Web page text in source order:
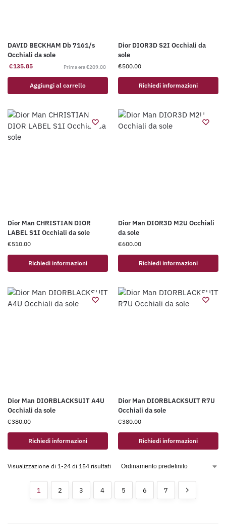
DAVID BECKHAM Db 7161/s
Occhiali da sole
€209.00
€135.85
Aggiungi al carrello
Dior DIOR3D S2I Occhiali da
sole
€500.00
Richiedi informazioni
Dior Man CHRISTIAN DIOR
LABEL S1I Occhiali da sole
€510.00
Richiedi informazioni
Dior Man DIOR3D M2U Occhiali
da sole
€600.00
Richiedi informazioni
Dior Man DIORBLACKSUIT A4U
Occhiali da sole
€380.00
Richiedi informazioni
Dior Man DIORBLACKSUIT R7U
Occhiali da sole
€380.00
Richiedi informazioni
Visualizzazione di 1-24 di 154 risultati
1 2 3 4 5 6 7